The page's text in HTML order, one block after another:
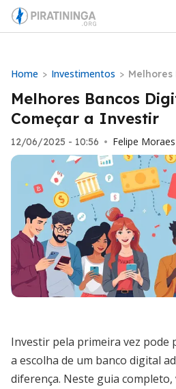
Home > Investimentos >
meçar a
Melhores Bancos
Começar a Investir
12/06/2025 - 10:56 • Felipe Moraes
Investir pela primeira vez pode
a escolha de um banco digital
diferença. Neste guia